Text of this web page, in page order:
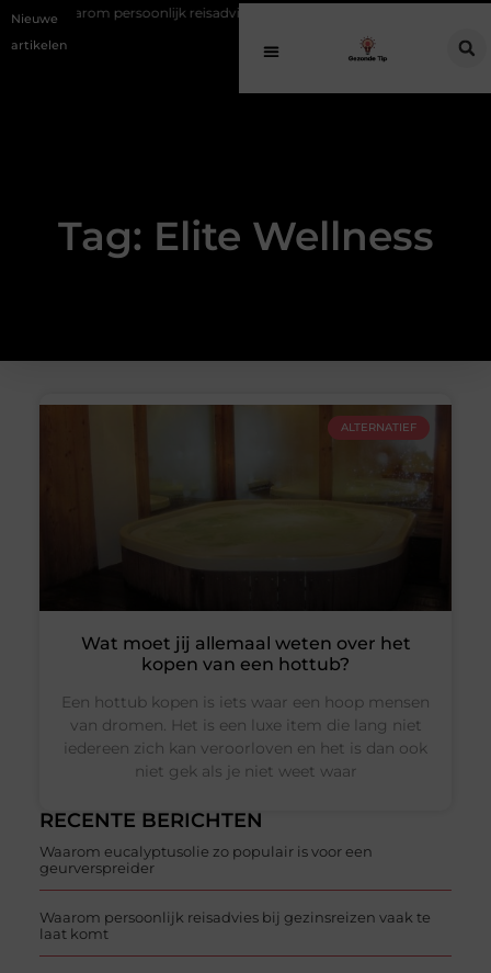
Nieuwe
artikelen
Waarom persoonlijk reisadvies bij gezinsreizen vaak te laat komt
Tag: Elite Wellness
RECENTE BERICHTEN
Waarom eucalyptusolie zo populair is voor een
geurverspreider
Waarom persoonlijk reisadvies bij gezinsreizen vaak te
laat komt
ALTERNATIEF
Wat moet jij allemaal weten over het
kopen van een hottub?
Een hottub kopen is iets waar een hoop mensen
van dromen. Het is een luxe item die lang niet
iedereen zich kan veroorloven en het is dan ook
niet gek als je niet weet waar